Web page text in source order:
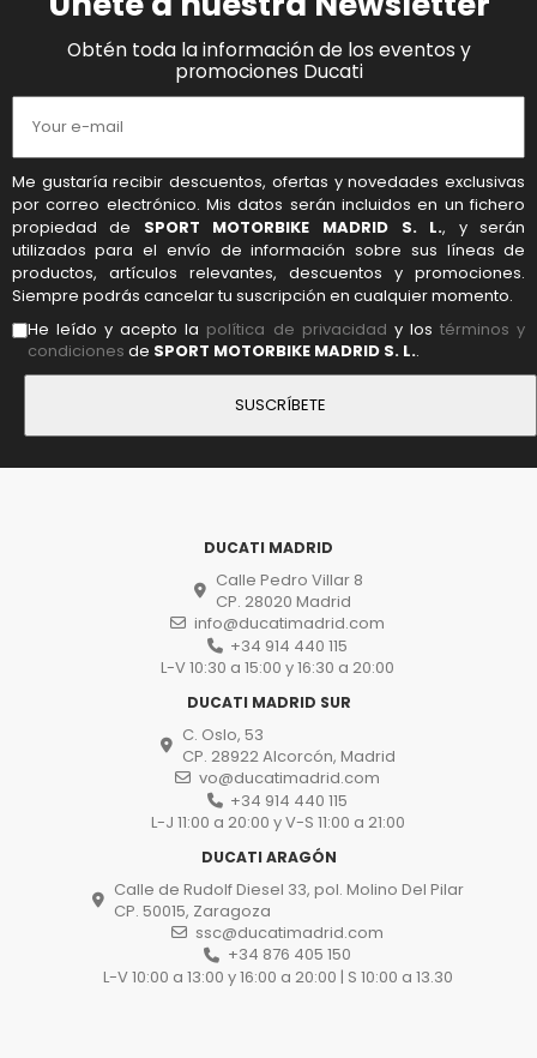
Obtén toda la información de los eventos y
promociones Ducati
Me gustaría recibir descuentos, ofertas y novedades exclusivas
por correo electrónico. Mis datos serán incluidos en un fichero
propiedad de SPORT MOTORBIKE MADRID S. L., y serán
utilizados para el envío de información sobre sus líneas de
productos, artículos relevantes, descuentos y promociones.
Siempre podrás cancelar tu suscripción en cualquier momento.
He leído y acepto la política de privacidad y lostérminos y
condiciones de SPORT MOTORBIKE MADRID S. L..
DUCATI MADRID
Calle Pedro Villar 8
CP. 28020 Madrid
info@ducatimadrid.com
+34 914 440 115
L-V 10:30 a 15:00 y 16:30 a 20:00
DUCATI MADRID SUR
C. Oslo, 53
CP. 28922 Alcorcón, Madrid
vo@ducatimadrid.com
+34 914 440 115
L-J 11:00 a 20:00 y V-S 11:00 a 21:00
DUCATI ARAGÓN
Calle de Rudolf Diesel 33, pol. Molino Del Pilar
CP. 50015, Zaragoza
ssc@ducatimadrid.com
+34 876 405 150
L-V 10:00 a 13:00 y 16:00 a 20:00 | S 10:00 a 13.30